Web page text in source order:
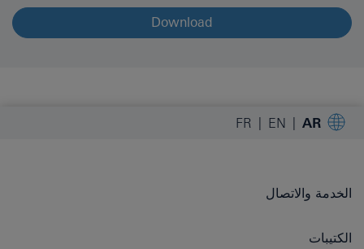
Download
AR
EN
FR
الخدمة والاتصال
الكتيبات